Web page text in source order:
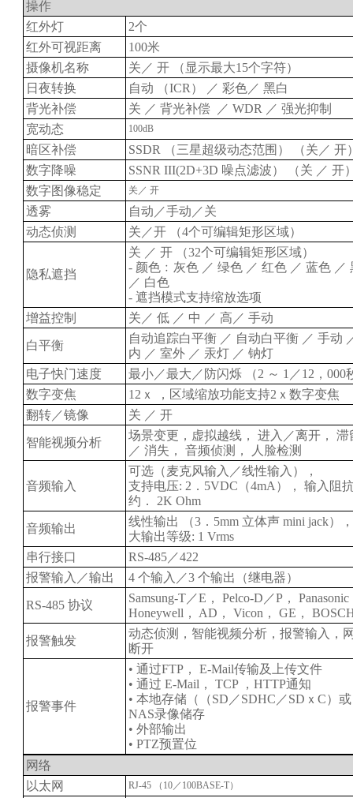
操作
红外灯
2个
红外可视距离
100米
摄像机名称
关／ 开 （显示最大15个字符）
日夜转换
自动 （ICR） ／ 彩色／ 黑白
背光补偿
关 ／ 背光补偿
／ WDR ／ 强光抑制
宽动态
100dB
暗区补偿
SSDR （三星超级动态范围） （关／ 开
数字降噪
SSNR III(2D+3D 噪点滤波） （关 ／ 开
数字图像稳定
关／ 开
透雾
自动／手动／关
动态侦测
关／开 （4个可编辑矩形区域）
隐私遮挡
关 ／ 开 （32个可编辑矩形区域）
- 颜色﹕灰色 ／ 绿色 ／ 红色 ／ 蓝色 ／
／ 白色
- 遮挡模式支持缩放选项
增益控制
关／ 低 ／ 中 ／ 高／ 手动
白平衡
自动追踪白平衡 ／ 自动白平衡 ／ 手动
内 ／ 室外 ／ 汞灯 ／ 钠灯
电子快门速度
最小／最大／防闪烁 （2 ～ 1／12，000
数字变焦
12ｘ ，区域缩放功能支持2ｘ数字变焦
翻转／镜像
关 ／ 开
智能视频分析
场景变更，虚拟越线， 进入／离开， 滞
／ 消失， 音频侦测， 人脸检测
音频输入
可选（麦克风输入／线性输入），
支持电压: 2．5VDC（4mA）， 输入阻
约． 2K Ohm
音频输出
线性输出 （3．5mm 立体声 mini jack）
大输出等级: 1 Vrms
串行接口
RS-485／422
报警输入／输出
4 个输入／3 个输出（继电器）
RS-485 协议
Samsung-T／E， Pelco-D／P， Panasonic
Honeywell， AD， Vicon， GE，
报警触发
动态侦测，智能视频分析，报警输入，
断开
报警事件
• 通过FTP， E-Mail传输及上传文件
• 通过 E-Mail， TCP ，HTTP通知
• 本地存储（（SD／SDHC／SDｘC）或
NAS录像储存
• 外部输出
• PTZ预置位
网络
以太网
RJ-45 （10／100BASE-T）